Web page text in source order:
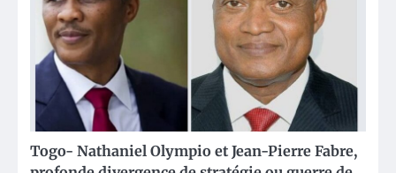
Togo- Nathaniel Olympio et Jean-Pierre Fabre,